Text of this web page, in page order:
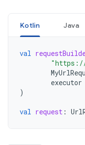
Kotlin Java
val
"https://
executor
)
val request :